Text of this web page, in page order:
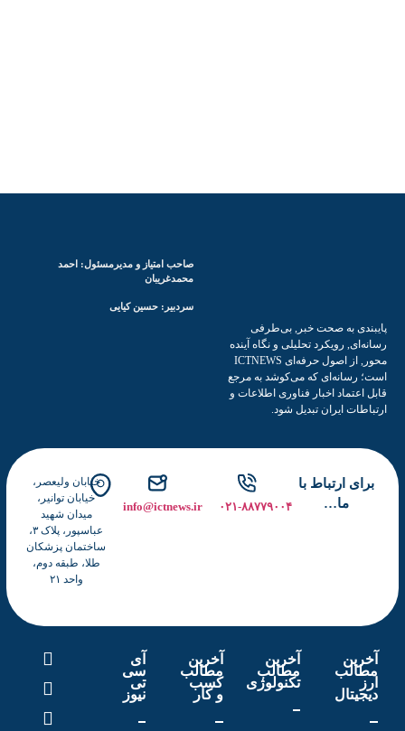
پایبندی به صحت خبر, بی‌طرفی
رسانه‌ای, رویکرد تحلیلی و نگاه آینده
محور, از اصول حرفه‌ای ICTNEWS
است؛ رسانه‌ای که می‌کوشد به مرجع
قابل اعتماد اخبار فناوری اطلاعات و
ارتباطات ایران تبدیل شود.
صاحب امتیاز و مدیرمسئول: احمد
محمدغریبان
سردبیر: حسین کیایی
برای ارتباط با
ما…
۰۲۱-۸۸۷۷۹۰۰۴ info@ictnews.ir
خیابان ولیعصر،
خیابان توانیر،
میدان شهید
عباسپور، پلاک ۳،
ساختمان پزشکان
طلا، طبقه دوم،
واحد ۲۱
آخرین
مطالب
ارز
دیجیتال
آخرین
مطالب
تکنولوژی
آخرین
مطالب
کسب
و کار
آی
سی
تی
نیوز